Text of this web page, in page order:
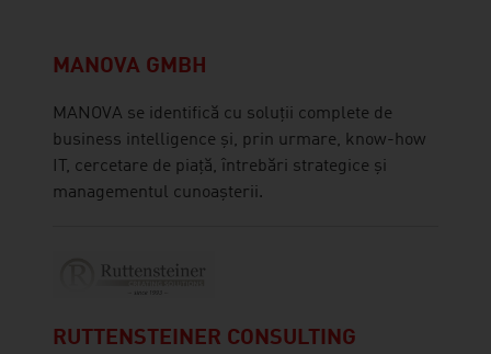
MANOVA GMBH
MANOVA se identifică cu soluții complete de
business intelligence și, prin urmare, know-how
IT, cercetare de piață, întrebări strategice și
managementul cunoașterii.
RUTTENSTEINER CONSULTING